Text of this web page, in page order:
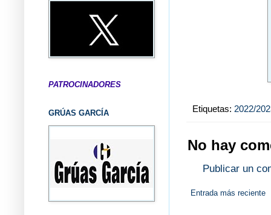
Etiquetas: 2022/
No hay
Publicar un
Entrada más reciente
PATROCINADORES
GRÚAS GARCÍA